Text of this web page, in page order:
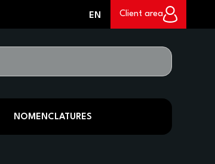
EN Client area
NOMENCLATURES